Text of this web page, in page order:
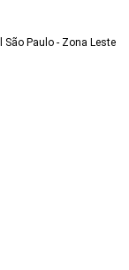
São Paulo - Zona Leste